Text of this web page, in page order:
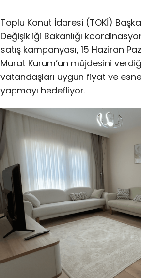
Toplu Konut İdaresi (TOKİ)
Değişikliği Bakanlığı
satış kampanyası, 15 Haziran
Murat Kurum’un müjdesini
vatandaşları uygun fiyat ve
yapmayı hedefliyor.